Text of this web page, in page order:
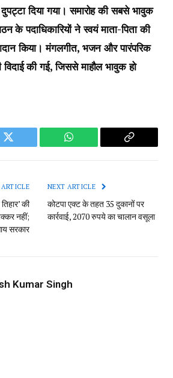
दिया गया। समारोह की सबसे भावुक
के पदाधिकारियों ने स्वयं माता-पिता की
किया। मंगलगीत, भजन और पारंपरिक
की गई, जिससे माहौल भावुक हो
Twitter WhatsApp
Copy
की
नहीं;
सरकार
NEXT ARTICLE
कोटपा एक्ट के तहत 35 दुकानों पर
कार्रवाई, 2070 रुपये का चालान वसूला
Kumar Singh